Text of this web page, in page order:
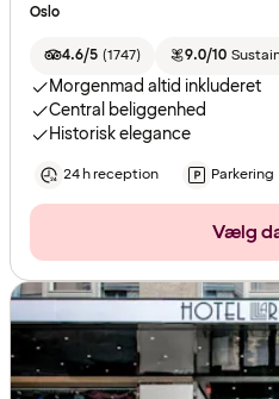
Oslo
4.6/5 (1747) 9.0/10
Morgenmad altid inkluderet
Central beliggenhed
Historisk elegance
24 h reception Parkering
Vælg